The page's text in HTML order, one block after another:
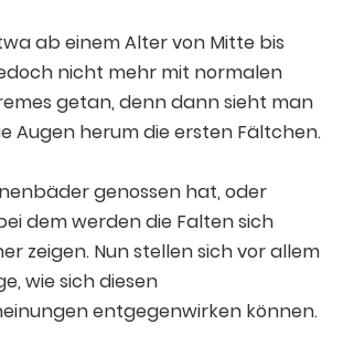
ab einem Alter von Mitte bis
nicht mehr mit normalen
getan, denn dann sieht man
Augen herum die ersten Fältchen.
genossen hat, oder
dem werden die Falten sich
zeigen. Nun stellen sich vor allem
wie sich diesen
entgegenwirken können.